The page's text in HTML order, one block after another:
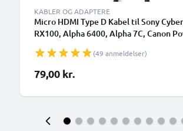
KABLER OG ADAPTERE
Micro HDMI Type D Kabel til Sony
RX100, Alpha 6400, Alpha 7C, Canon
Ray, Kamera, Skærm - 1.5m Micro HDMI
HDMI Standard (Type A) Ledning
(49 anmeldelser)
79,00 kr.